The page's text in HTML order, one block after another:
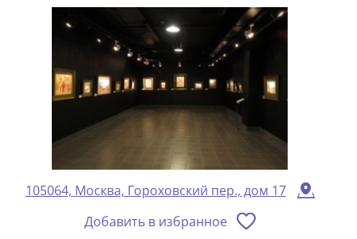
105064, Москва, Гороховский пер., дом 17
Добавить в избранное